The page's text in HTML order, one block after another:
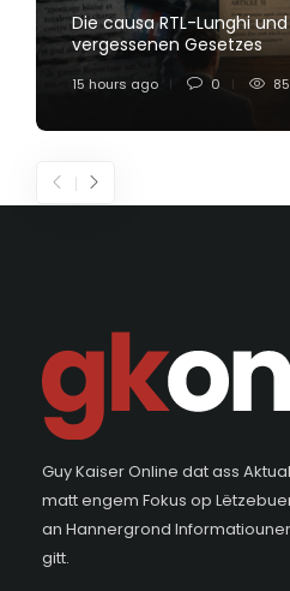
Die causa RTL-Lunghi
vergessenen Gesetzes
15 hours ago 0
Guy Kaiser Online dat ass
matt engem Fokus op
an Hannergrond
gitt.